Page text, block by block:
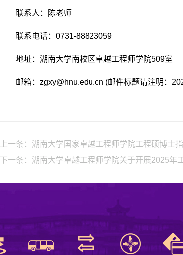
联系人：陈老师
联系电话：0731-88823059
地址：湖南大学南校区卓越工程师学院509室
邮箱：zgxy@hnu.edu.cn (邮件标题请注明：
上一条： 湖南大学国家卓越工程师学院工程硕博士
下一条： 湖南大学卓越工程师学院关于开展2025年